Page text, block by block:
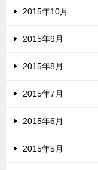
2015年10月
2015年9月
2015年8月
2015年7月
2015年6月
2015年5月